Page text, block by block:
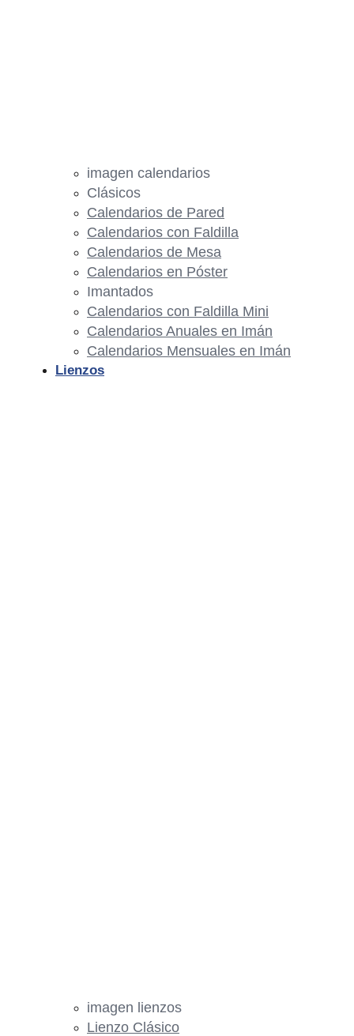
imagen calendarios
Clásicos
Calendarios de Pared
Calendarios con Faldilla
Calendarios de Mesa
Calendarios en Póster
Imantados
Calendarios con Faldilla Mini
Calendarios Anuales en Imán
Calendarios Mensuales en Imán
Lienzos
imagen lienzos
Lienzo Clásico